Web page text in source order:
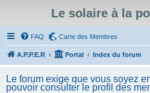
Le solaire à la
FAQ Carte des Membres
A.P.P.E.R Portal Index du forum
Le forum exige que vous soyez
pouvoir consulter le profil des